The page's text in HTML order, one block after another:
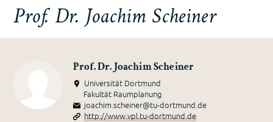
Prof. Dr. Joachim Scheiner
Prof. Dr. Joachim Scheiner
Universität Dortmund
Fakultät Raumplanung
joachim.scheiner@tu-dortmund.de
http://www.vpl.tu-dortmund.de